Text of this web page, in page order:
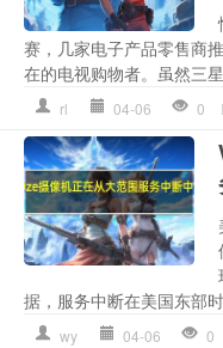
赛，几家电子产品零售商
在的电视购物者。虽然三
rl 04-06 0
据，服务中断在美国东部
wy 04-06 0